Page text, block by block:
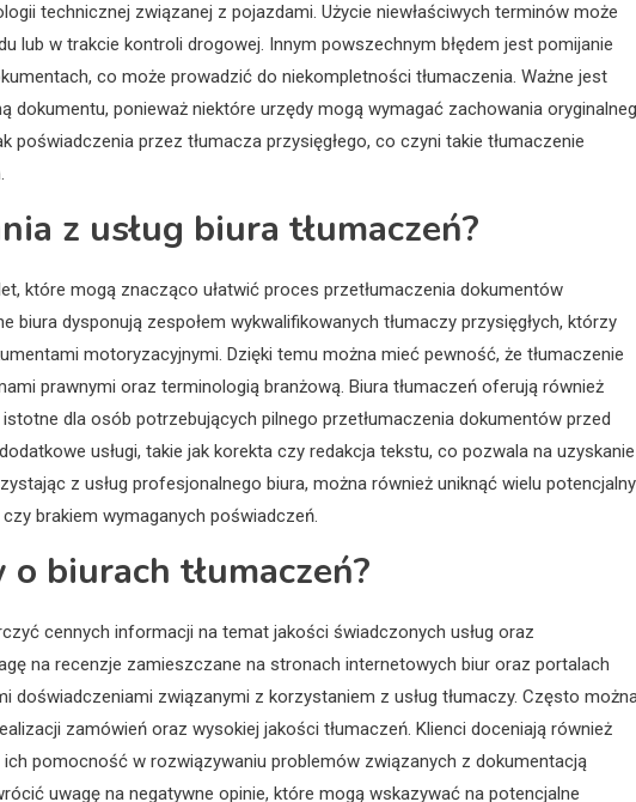
technicznej związanej z pojazdami. Użycie niewłaściwych terminów może
lub w trakcie kontroli drogowej. Innym powszechnym błędem jest pomijanie
co może prowadzić do niekompletności tłumaczenia. Ważne jest
dokumentu, ponieważ niektóre urzędy mogą wymagać zachowania
poświadczenia przez tłumacza przysięgłego, co czyni takie tłumaczenie
z usług biura tłumaczeń?
które mogą znacząco ułatwić proces przetłumaczenia dokumentów
dysponują zespołem wykwalifikowanych tłumaczy przysięgłych, którzy
motoryzacyjnymi. Dzięki temu można mieć pewność, że tłumaczenie
prawnymi oraz terminologią branżową. Biura tłumaczeń oferują również
dla osób potrzebujących pilnego przetłumaczenia dokumentów przed
usługi, takie jak korekta czy redakcja tekstu, co pozwala na uzyskanie
z usług profesjonalnego biura, można również uniknąć wielu
brakiem wymaganych poświadczeń.
biurach tłumaczeń?
cennych informacji na temat jakości świadczonych usług oraz
na recenzje zamieszczane na stronach internetowych biur oraz portalach
doświadczeniami związanymi z korzystaniem z usług tłumaczy. Często
zamówień oraz wysokiej jakości tłumaczeń. Klienci doceniają również
pomocność w rozwiązywaniu problemów związanych z dokumentacją
uwagę na negatywne opinie, które mogą wskazywać na potencjalne